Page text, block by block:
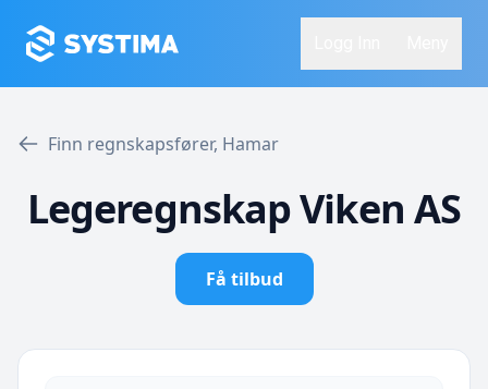
Finn regnskapsfører, Hamar
Legeregnskap Viken AS
Få tilbud